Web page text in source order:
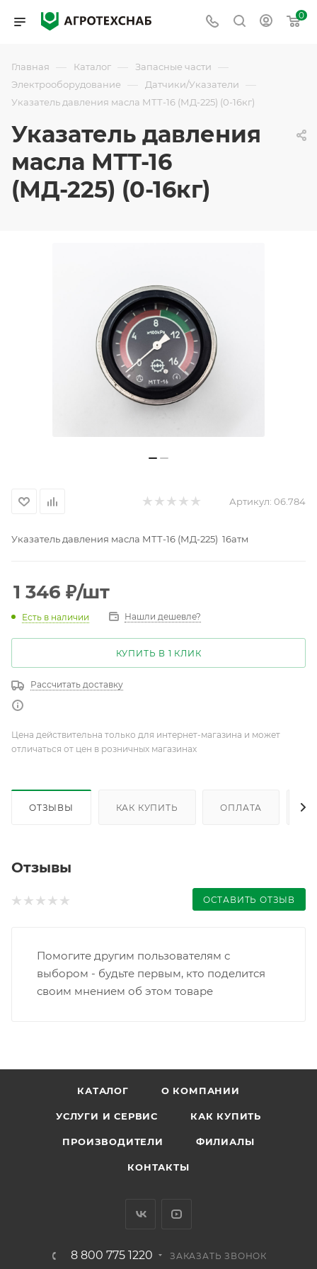
0
Главная — Каталог — Запасные части —
Электрооборудование — Датчики/Указатели —
Указатель давления масла МТТ-16 (МД-225) (0-16кг)
Указатель давления
масла МТТ-16
(МД-225) (0-16кг)
Артикул: 06.784
Указатель давления масла МТТ-16 (МД-225) 16атм
1 346 ₽/шт
Есть в наличии Нашли дешевле?
КУПИТЬ В 1 КЛИК
Рассчитать доставку
Цена действительна только для интернет-магазина и может
отличаться от цен в розничных магазинах
ОТЗЫВЫ КАК КУПИТЬ ОПЛАТА
Отзывы
ОСТАВИТЬ ОТЗЫВ
Помогите другим пользователям с
выбором - будьте первым, кто поделится
своим мнением об этом товаре
КАТАЛОГ О КОМПАНИИ
УСЛУГИ И СЕРВИС КАК КУПИТЬ
ПРОИЗВОДИТЕЛИ ФИЛИАЛЫ
КОНТАКТЫ
8 800 775 1220 ЗАКАЗАТЬ ЗВОНОК